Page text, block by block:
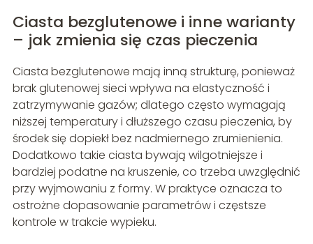
Ciasta bezglutenowe i inne warianty
– jak zmienia się czas pieczenia
Ciasta bezglutenowe mają inną strukturę, ponieważ
brak glutenowej sieci wpływa na elastyczność i
zatrzymywanie gazów; dlatego często wymagają
niższej temperatury i dłuższego czasu pieczenia, by
środek się dopiekł bez nadmiernego zrumienienia.
Dodatkowo takie ciasta bywają wilgotniejsze i
bardziej podatne na kruszenie, co trzeba uwzględnić
przy wyjmowaniu z formy. W praktyce oznacza to
ostrożne dopasowanie parametrów i częstsze
kontrole w trakcie wypieku.